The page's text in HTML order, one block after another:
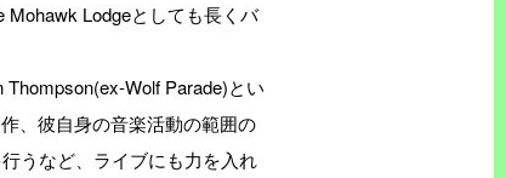
Lodgeとしても長くバ
Wolf Parade)とい
、彼自身の音楽活動の範囲の
うなど、ライブにも力を入れ